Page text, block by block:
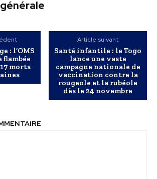
: l’OMS
flambée
morts
Article suivant
Santé infantile : le Togo
lance une vaste
campagne nationale de
vaccination contre la
rougeole et la rubéole
dès le 24 novembre